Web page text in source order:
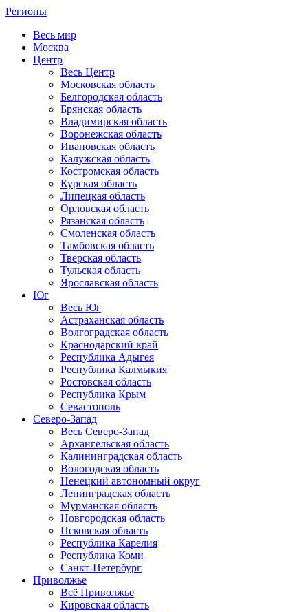
Регионы
Весь мир
Москва
Центр
Весь Центр
Московская область
Белгородская область
Брянская область
Владимирская область
Воронежская область
Ивановская область
Калужская область
Костромская область
Курская область
Липецкая область
Орловская область
Рязанская область
Смоленская область
Тамбовская область
Тверская область
Тульская область
Ярославская область
Юг
Весь Юг
Астраханская область
Волгоградская область
Краснодарский край
Республика Адыгея
Республика Калмыкия
Ростовская область
Республика Крым
Севастополь
Северо-Запад
Весь Северо-Запад
Архангельская область
Калининградская область
Вологодская область
Ненецкий автономный округ
Ленинградская область
Мурманская область
Новгородская область
Псковская область
Республика Карелия
Республика Коми
Санкт-Петербург
Приволжье
Всё Приволжье
Кировская область